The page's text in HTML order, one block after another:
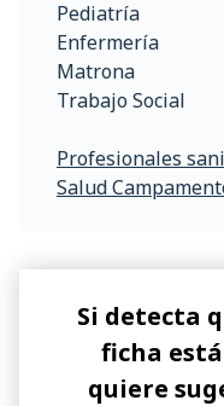
Pediatría
Enfermería
Matrona
Trabajo Social
Profesionales
Salud
Si detecta
ficha
quiere